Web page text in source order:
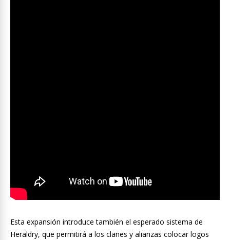
Esta expansión introduce también el esperado sistema de
Heraldry, que permitirá a los clanes y alianzas colocar logos